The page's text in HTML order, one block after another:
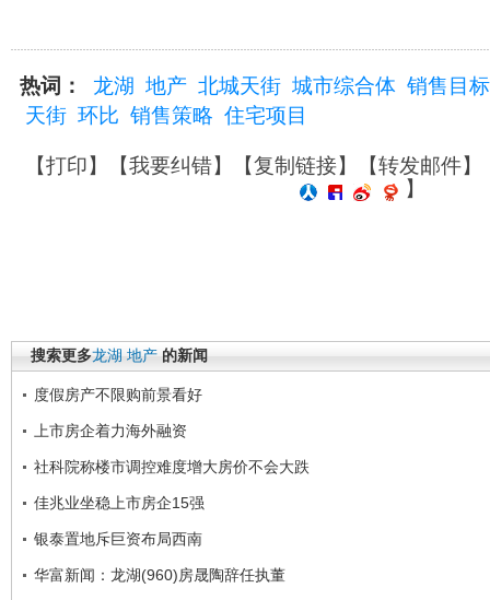
热词： 龙湖 地产 北城天街 城市综合体 销售目标
天街 环比 销售策略 住宅项目
【打印】【我要纠错】【复制链接】【转发邮件】
】
搜索更多龙湖 地产 的新闻
度假房产不限购前景看好
上市房企着力海外融资
社科院称楼市调控难度增大房价不会大跌
佳兆业坐稳上市房企15强
银泰置地斥巨资布局西南
华富新闻：龙湖(960)房晟陶辞任执董